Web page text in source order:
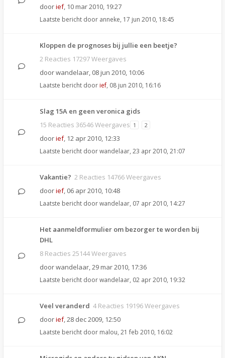
doorief, 10 mar 2010, 19:27
Laatste bericht door anneke, 17 jun 2010, 18:45
Kloppen de prognoses bij jullie een beetje?
2 Reacties 17297 Weergaves
doorwandelaar, 08 jun 2010, 10:06
Laatste bericht doorief, 08 jun 2010, 16:16
Slag 15A en geen veronica gids
15 Reacties 36546 Weergaves 1 2
doorief, 12 apr 2010, 12:33
Laatste bericht doorwandelaar, 23 apr 2010, 21:07
Vakantie? 2 Reacties 14766 Weergaves
doorief, 06 apr 2010, 10:48
Laatste bericht doorwandelaar, 07 apr 2010, 14:27
Het aanmeldformulier om bezorger te worden bij
DHL
8 Reacties 25144 Weergaves
doorwandelaar,29 mar 2010, 17:36
Laatste bericht doorwandelaar, 02 apr 2010, 19:32
Veel veranderd 4 Reacties 19196 Weergaves
doorief,28 dec 2009, 12:50
Laatste bericht door malou, 21 feb 2010, 16:02